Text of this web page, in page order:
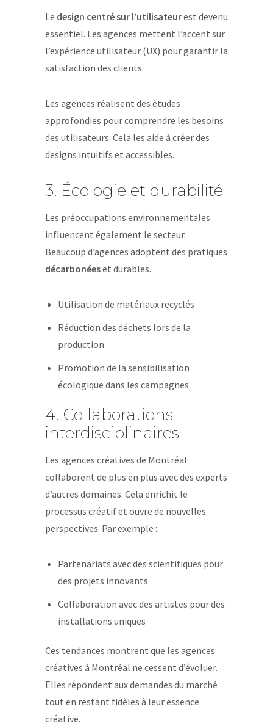
Le design centré sur l’utilisateurest devenu
essentiel. Les agences mettent l’accent sur
l’expérience utilisateur (UX) pour garantir la
satisfaction des clients.
Les agences réalisent des études
approfondies pour comprendre les besoins
des utilisateurs. Cela les aide à créer des
designs intuitifs et accessibles.
3. Écologie et durabilité
Les préoccupations environnementales
influencent également le secteur.
Beaucoup d’agences adoptent des pratiques
décarbonéeset durables.
Utilisation de matériaux recyclés
Réduction des déchets lors de la
production
Promotion de la sensibilisation
écologique dans les campagnes
4. Collaborations
interdisciplinaires
Les agences créatives de Montréal
collaborent de plus en plus avec des experts
d’autres domaines. Cela enrichit le
processus créatif et ouvre de nouvelles
perspectives. Par exemple :
Partenariats avec des scientifiques pour
des projets innovants
Collaboration avec des artistes pour des
installations uniques
Ces tendances montrent que les agences
créatives à Montréal ne cessent d’évoluer.
Elles répondent aux demandes du marché
tout en restant fidèles à leur essence
créative.